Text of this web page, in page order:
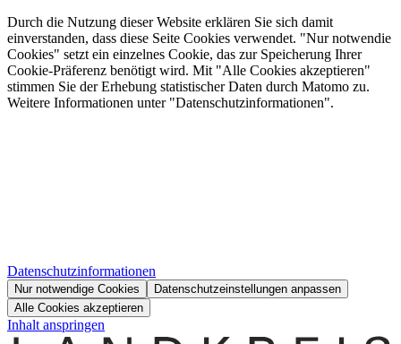
Durch die Nutzung dieser Website erklären Sie sich damit
einverstanden, dass diese Seite Cookies verwendet. "Nur notwendie
Cookies" setzt ein einzelnes Cookie, das zur Speicherung Ihrer
Cookie-Präferenz benötigt wird. Mit "Alle Cookies akzeptieren"
stimmen Sie der Erhebung statistischer Daten durch Matomo zu.
Weitere Informationen unter "Datenschutzinformationen".
Datenschutzinformationen
Nur notwendige Cookies
Datenschutzeinstellungen anpassen
Alle Cookies akzeptieren
Inhalt anspringen